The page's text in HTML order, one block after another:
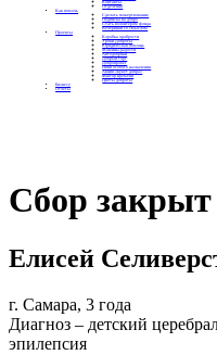
Контакты
Отделения
Как помочь
Сделать пожертвование
Подписка на добро
Стать волонтером фонда
Вечеринки со смыслом
Проекты
Коробка храбрости
Уроки Доброты
Юридическая помощь
Мамины радости
Автодобряки
Добрый торт
Добропробег
Няни особого назначения
Акция «Букет добра»
Фактор времени
Цветы доброты
Бизнесу
Отчеты
Сбор закрыт
Елисей
г. Самара, 3 года
Диагноз – детский
эпилепсия